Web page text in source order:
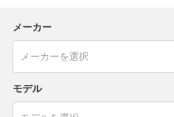
メーカー
モデル